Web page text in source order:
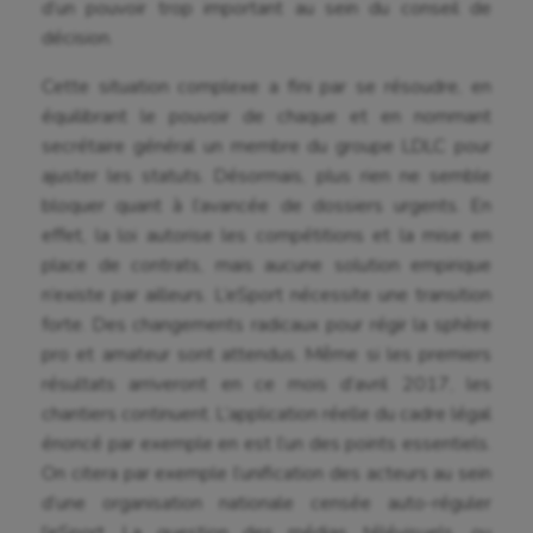
Fitness
Football américain
Golf
Gymnastique
Gymnastique rythmique
Haltérophilie
Hippisme
Jeux Olympiques et Paralympiques
d’un pouvoir trop important au sein du conseil de
décision.
Cette situation complexe a fini par se résoudre, en
équilibrant le pouvoir de chaque et en nommant
secrétaire général un membre du groupe LDLC pour
ajuster les statuts. Désormais, plus rien ne semble
bloquer quant à l’avancée de dossiers urgents. En
effet, la loi autorise les compétitions et la mise en
place de contrats, mais aucune solution empirique
n’existe par ailleurs. L’eSport nécessite une transition
forte. Des changements radicaux pour régir la sphère
pro et amateur sont attendus. Même si les premiers
résultats arriveront en ce mois d’avril 2017, les
chantiers continuent. L’application réelle du cadre légal
énoncé par exemple en est l’un des points essentiels.
On citera par exemple l’unification des acteurs au sein
d’une organisation nationale censée auto-réguler